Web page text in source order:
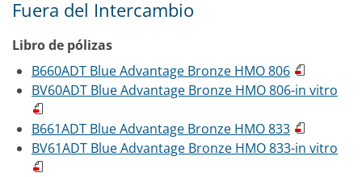
Fuera del Intercambio
Libro de pólizas
B660ADT Blue Advantage Bronze HMO 806
BV60ADT Blue Advantage Bronze HMO 806-in vitro
B661ADT Blue Advantage Bronze HMO 833
BV61ADT Blue Advantage Bronze HMO 833-in vitro